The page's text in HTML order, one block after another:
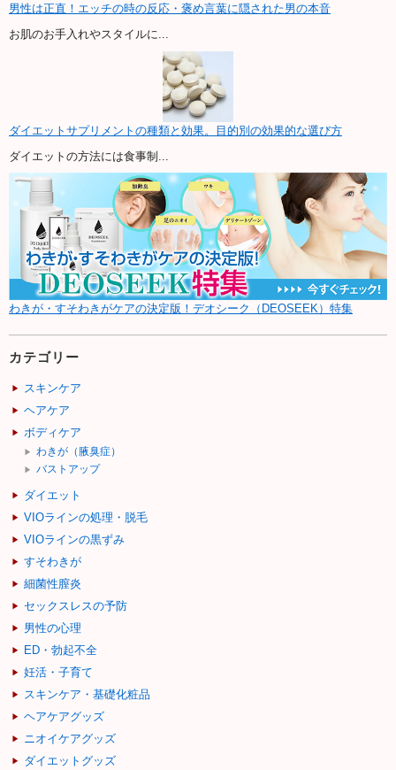
男性は正直！エッチの時の反応・褒め言葉に隠された男の本音
お肌のお手入れやスタイルに...
ダイエットサプリメントの種類と効果。目的別の効果的な選び方
ダイエットの方法には食事制...
わきが・すそわきがケアの決定版！デオシーク（DEOSEEK）特集
カテゴリー
スキンケア
ヘアケア
ボディケア
わきが（腋臭症）
バストアップ
ダイエット
VIOラインの処理・脱毛
VIOラインの黒ずみ
すそわきが
細菌性膣炎
セックスレスの予防
男性の心理
ED・勃起不全
妊活・子育て
スキンケア・基礎化粧品
ヘアケアグッズ
ニオイケアグッズ
ダイエットグッズ